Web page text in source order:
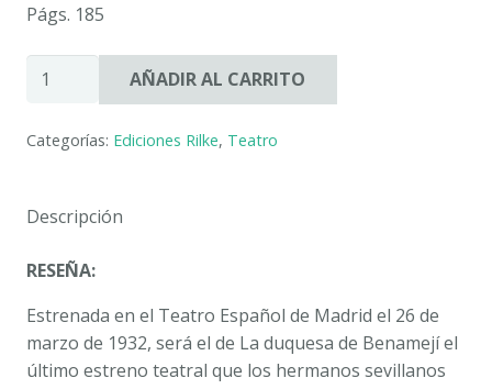
Págs. 185
LA
BENAMEJÍ.
DIDÁCTICA.
MANUEL
Y
MACHADO.
Edición
y
AÑADIR AL CARRITO
Categorías: Ediciones Rilke, Teatro
Descripción
RESEÑA:
Estrenada en el Teatro Español de Madrid el 26 de
marzo de 1932, será el de La duquesa de Benamejíel
último estreno teatral que los hermanos sevillanos